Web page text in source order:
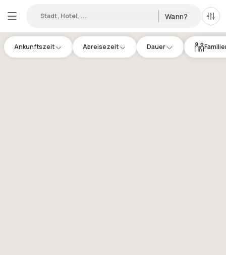
Stadt, Hotel, ... Wann? Alle
Ankunftszeit Abreisezeit Dauer